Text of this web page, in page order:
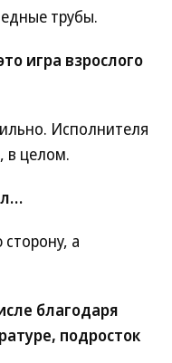
трубы.
игра взрослого
Исполнителя
в целом.
а
благодаря
подросток